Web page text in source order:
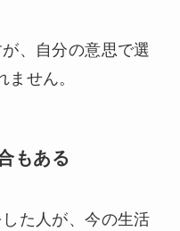
、自分の意思で選
せん。
もある
た人が、今の生活